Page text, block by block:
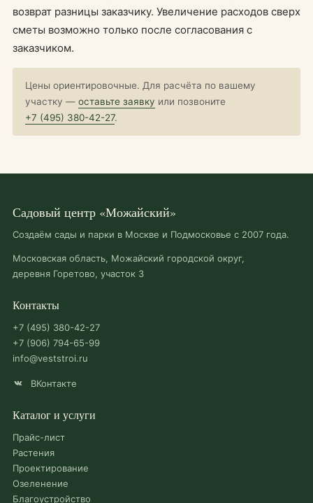
возврат разницы заказчику. Увеличение расходов сверх
сметы возможно только после согласования с
заказчиком.
Цены ориентировочные. Для расчёта по вашему
участку — оставьте заявку или позвоните
+7 (495) 380-42-27.
Садовый центр «Можайский»
Создаём сады и парки в Москве и Подмосковье с 2007 года.
Московская область, Можайский городской округ,
деревня Горетово, участок 3
Контакты
+7 (495) 380-42-27
+7 (906) 794-65-99
info@veststroi.ru
ВКонтакте
Каталог и услуги
Прайс-лист
Растения
Проектирование
Озеленение
Благоустройство